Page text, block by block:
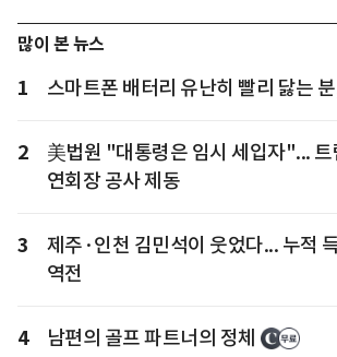
많이 본 뉴스
1 스마트폰 배터리 유난히 빨리 닳는
2
美법원 "대통령은 임시 세입자"... 트
연회장 공사 제동
3
제주·인천 김민석이 웃었다... 누적
역전
4 남편의 골프 파트너의 정체